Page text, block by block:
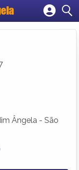
Ângela - São